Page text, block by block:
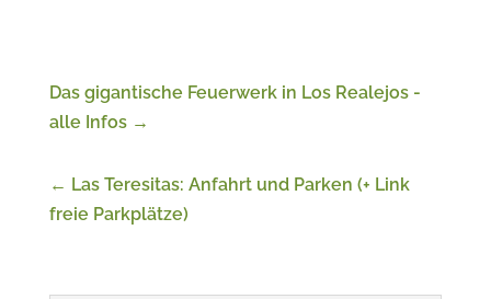
Das gigantische Feuerwerk in Los Realejos -
alle Infos→
← Las Teresitas: Anfahrt und Parken (+ Link
freie Parkplätze)